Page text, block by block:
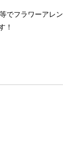
でフラワーアレン
！